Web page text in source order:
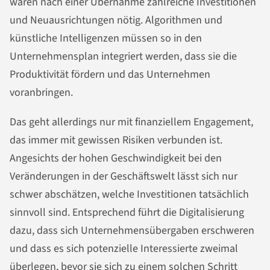
und Neuausrichtungen nötig. Algorithmen und
künstliche Intelligenzen müssen so in den
Unternehmensplan integriert werden, dass sie die
Produktivität fördern und das Unternehmen
voranbringen.
Das geht allerdings nur mit finanziellem Engagement,
das immer mit gewissen Risiken verbunden ist.
Angesichts der hohen Geschwindigkeit bei den
Veränderungen in der Geschäftswelt lässt sich nur
schwer abschätzen, welche Investitionen tatsächlich
sinnvoll sind. Entsprechend führt die Digitalisierung
dazu, dass sich Unternehmensübergaben erschweren
und dass es sich potenzielle Interessierte zweimal
überlegen, bevor sie sich zu einem solchen Schritt